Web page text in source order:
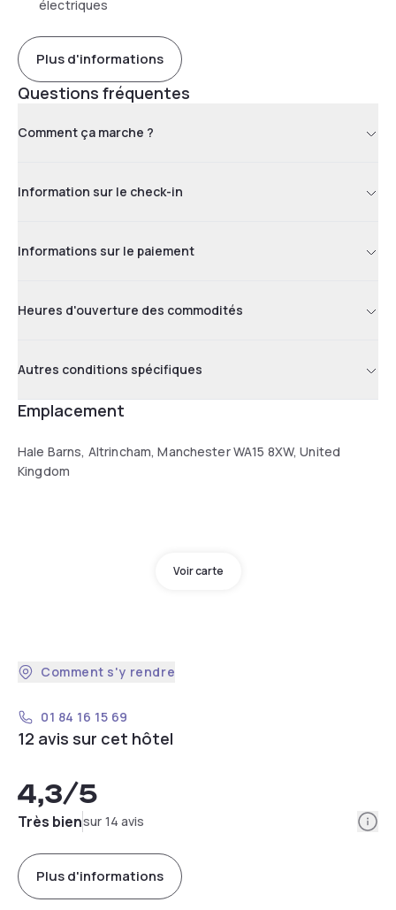
électriques
Plus d'informations
Questions fréquentes
Comment ça marche ?
Information sur le check-in
Informations sur le paiement
Heures d'ouverture des commodités
Autres conditions spécifiques
Emplacement
Hale Barns, Altrincham, Manchester WA15 8XW, United
Kingdom
Voir carte
Comment s'y rendre
01 84 16 15 69
12 avis sur cet hôtel
4,3/5
Très biensur 14 avis
Plus d'informations